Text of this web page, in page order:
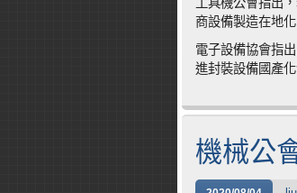
商設備製造在地
電子設備協會指
進封裝設備國產
機械公